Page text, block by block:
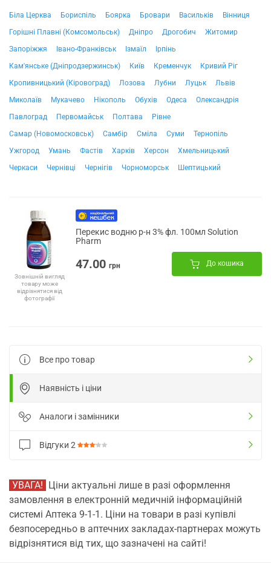
Біла Церква Бориспіль Боярка Бровари Васильків
Вінниця
Горішні Плавні (Комсомольськ)
Дніпро Дрогобич
Житомир
Запоріжжя
Івано-Франківськ Ізмаїл
Ірпінь
Кам'янське (Дніпродзержинськ)
Київ Кременчук
Кривий Ріг
Кропивницький (Кіровоград)
Лозова Лубни Луцьк
Львів
Миколаїв
Мукачево Нікополь Обухів Одеса
Олександрія
Павлоград
Первомайськ Полтава
Рівне
Самар (Новомосковськ)
Самбір Сміла Суми
Тернопіль
Ужгород
Умань Фастів Харків Херсон
Хмельницький
Черкаси
Чернівці Чернігів Чорноморськ Шептицький
Зовнішній вигляд
товару може
відрізнятися від
фотографії
Перекис водню р-н 3% фл. 100мл Solution
Pharm
47.00 грн До кошика
Все про товар
Наявність і ціни
Аналоги і замінники
Відгуки 2
УВАГА! Ціни актуальні лише в разі оформлення
замовлення в електронній медичній інформаційній
системі Аптека 9-1-1. Ціни на товари в разі купівлі
безпосередньо в аптечних закладах-партнерах можуть
відрізнятися від тих, що зазначені на сайті!